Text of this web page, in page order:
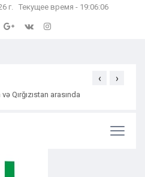
г. Текущее время - 19:06:07
Qırğızıstan arasında
‹ ›